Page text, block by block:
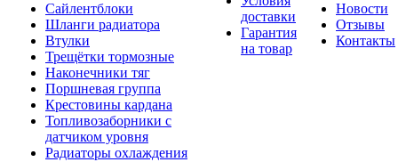
Сайлентблоки
Шланги радиатора
Втулки
Трещётки тормозные
Наконечники тяг
Поршневая группа
Крестовины кардана
Топливозаборники с
датчиком уровня
Радиаторы охлаждения
доставки
Гарантия
на товар
Новости
Отзывы
Контакты